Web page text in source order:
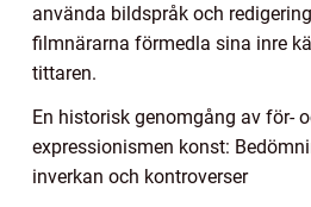
använda bildspråk och
filmnärarna förmedla sina inre
tittaren.
En historisk genomgång av för-
expressionismen konst:
inverkan och kontroverser